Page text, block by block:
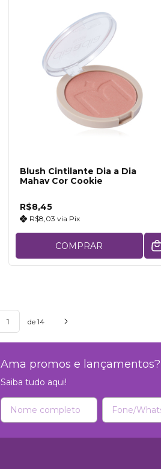
Blush Cintilante Dia a Dia
Mahav Cor Cookie
R$8,45
R$8,03 via Pix
COMPRAR
de 14
Ama promos e lançamentos?
Saiba tudo aqui!